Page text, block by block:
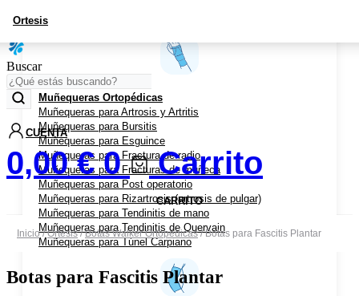
Ortesis
Miembro Superior
Muñequeras Ortopédicas
Muñequeras para Artrosis y Artritis
Muñequeras para Bursitis
Muñequeras para Esguince
Muñequeras para Fractura de radio
Muñequeras para Fracturas de muñeca
Muñequeras para Post operatorio
Muñequeras para Rizartrosis (artrosis de pulgar)
Muñequeras para Tendinitis de mano
Muñequeras para Tendinitis de Quervain
Muñequeras para Túnel Carpiano
Buscar
CUENTA
0,00€ 0 Carrito
CARRITO
Inicio/Ortesis/Botas Walker Ortopédicas/ Botas para Fascitis Plantar
Botas para Fascitis Plantar